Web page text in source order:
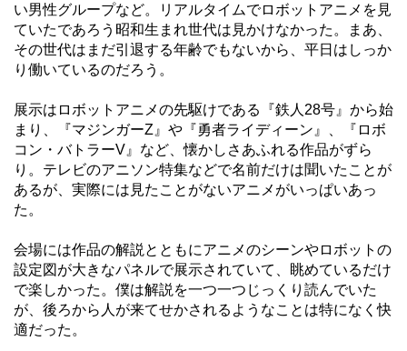
い男性グループなど。リアルタイムでロボットアニメを見
ていたであろう昭和生まれ世代は見かけなかった。まあ、
その世代はまだ引退する年齢でもないから、平日はしっか
り働いているのだろう。
展示はロボットアニメの先駆けである『鉄人28号』から始
まり、『マジンガーZ』や『勇者ライディーン』、『ロボ
コン・バトラーV』など、懐かしさあふれる作品がずら
り。テレビのアニソン特集などで名前だけは聞いたことが
あるが、実際には見たことがないアニメがいっぱいあっ
た。
会場には作品の解説とともにアニメのシーンやロボットの
設定図が大きなパネルで展示されていて、眺めているだけ
で楽しかった。僕は解説を一つ一つじっくり読んでいた
が、後ろから人が来てせかされるようなことは特になく快
適だった。